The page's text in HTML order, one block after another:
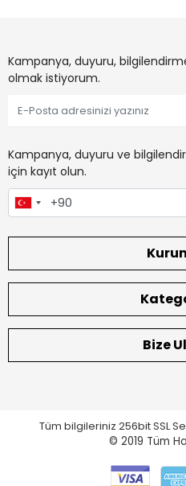
Kampanya, duyuru,
olmak istiyorum.
Kampanya, duyuru ve
için kayıt olun.
Bize
Tüm bilgileriniz 256bit SSL
© 2019 Tüm